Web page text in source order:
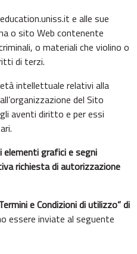
e alle sue
o sito Web contenente
o materiali che violino o
di terzi.
intellettuale relativi alla
del Sito
aventi diritto e per essi
elementi grafici e segni
richiesta di autorizzazione
e Condizioni di utilizzo” di
essere inviate al seguente